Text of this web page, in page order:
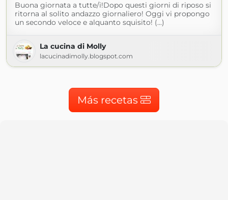
Buona giornata a tutte/i!Dopo questi giorni di riposo si
ritorna al solito andazzo giornaliero! Oggi vi propongo
un secondo veloce e alquanto squisito! (...)
La cucina di Molly
lacucinadimolly.blogspot.com
Más recetas